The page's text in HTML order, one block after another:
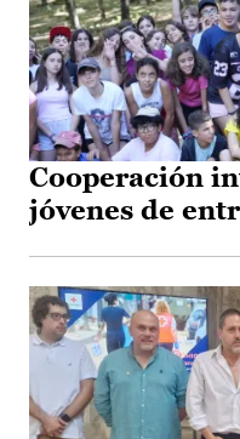
Cooperación
jóvenes de